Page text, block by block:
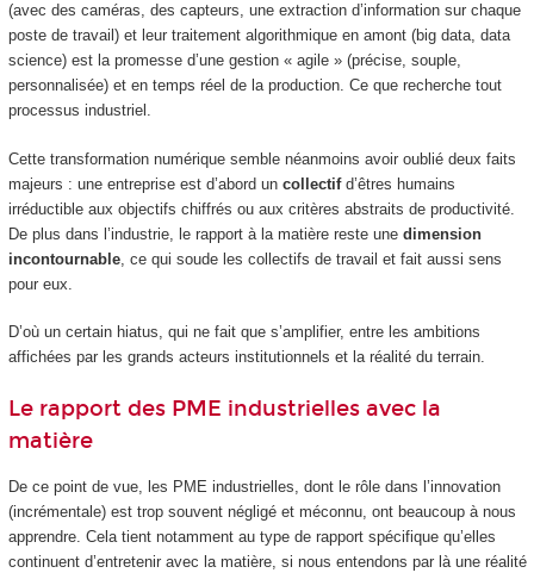
(avec des caméras, des capteurs, une extraction d’information sur chaque
poste de travail) et leur traitement algorithmique en amont (big data, data
science) est la promesse d’une gestion « agile » (précise, souple,
personnalisée) et en temps réel de la production. Ce que recherche tout
processus industriel.
Cette transformation numérique semble néanmoins avoir oublié deux faits
majeurs : une entreprise est d’abord un collectifd’êtres humains
irréductible aux objectifs chiffrés ou aux critères abstraits de productivité.
De plus dans l’industrie, le rapport à la matière reste une dimension
incontournable, ce qui soude les collectifs de travail et fait aussi sens
pour eux.
D’où un certain hiatus, qui ne fait que s’amplifier, entre les ambitions
affichées par les grands acteurs institutionnels et la réalité du terrain.
Le rapport des PME industrielles avec la
matière
De ce point de vue, les PME industrielles, dont le rôle dans l’innovation
(incrémentale) est trop souvent négligé et méconnu, ont beaucoup à nous
apprendre. Cela tient notamment au type de rapport spécifique qu’elles
continuent d’entretenir avec la matière, si nous entendons par là une réalité